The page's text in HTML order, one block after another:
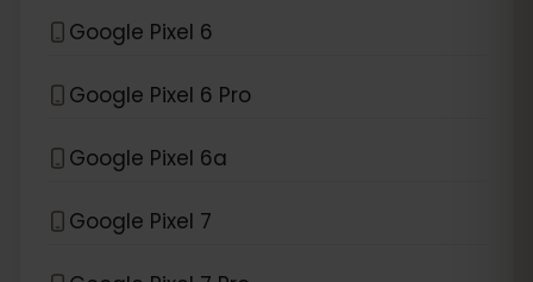
Google Pixel 6
Google Pixel 6 Pro
Google Pixel 6a
Google Pixel 7